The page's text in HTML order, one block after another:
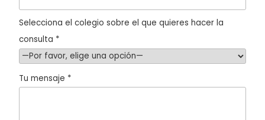
Selecciona el colegio sobre el que quieres hacer la
consulta *
Tu mensaje *